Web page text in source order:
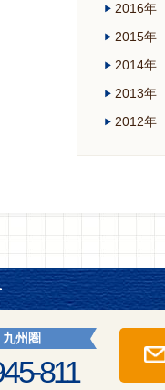
2016年
2015年
2014年
2013年
2012年
州圏
811